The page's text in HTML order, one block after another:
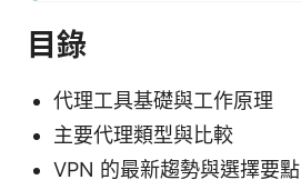
目錄
代理工具基礎與工作原理
主要代理類型與比較
VPN 的最新趨勢與選擇要點